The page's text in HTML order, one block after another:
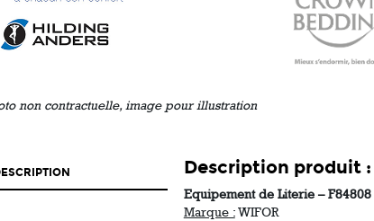
non contractuelle, image pour illustration
Description produit :
Equipement de Literie – F84808
Marque :WIFOR